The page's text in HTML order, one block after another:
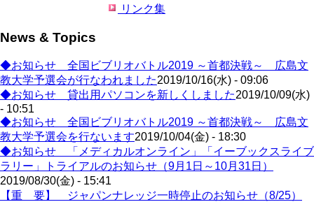
リンク集
News & Topics
◆お知らせ 全国ビブリオバトル2019 ～首都決戦～ 広島文
教大学予選会が行なわれました2019/10/16(水) - 09:06
◆お知らせ 貸出用パソコンを新しくしました2019/10/09(水)
- 10:51
◆お知らせ 全国ビブリオバトル2019 ～首都決戦～ 広島文
教大学予選会を行ないます2019/10/04(金) - 18:30
◆お知らせ 「メディカルオンライン」「イーブックスライブ
ラリー」トライアルのお知らせ（9月1日～10月31日）
2019/08/30(金) - 15:41
【重 要】 ジャパンナレッジ一時停止のお知らせ（8/25）